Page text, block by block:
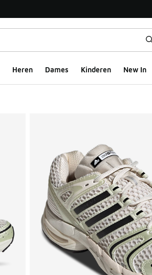
Heren Dames Kinderen New In